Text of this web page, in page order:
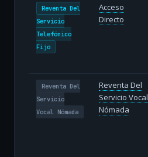
Reventa Del
Servicio
Telefónico
Fijo
Acceso
Directo
Reventa Del
Servicio
Vocal Nómada
Reventa Del
Servicio Vocal
Nómada